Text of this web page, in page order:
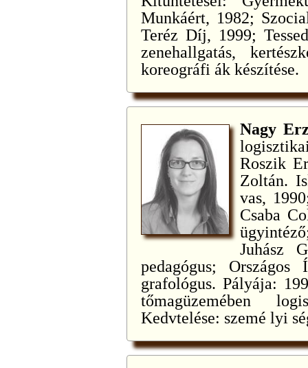
Munkáért, 1982;
Teréz Díj, 1999;
zenehallgatás,
koreográfi ák készítése.
Nagy
Roszik
Zoltán.
vas,
Csaba
Juhász
pedagógus;
grafológus. Pályája:
tőmagüzemében
Kedvtelése: szemé lyi